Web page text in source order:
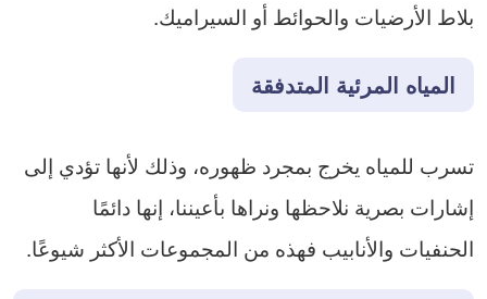
بلاط الأرضيات والحوائط أو السيراميك.
المياه المرئية المتدفقة
تسرب للمياه يخرج بمجرد ظهوره، وذلك لأنها تؤدي إلى
إشارات بصرية نلاحظها ونراها بأعيننا، إنها دائمًا
الحنفيات والأنابيب فهذه من المجموعات الأكثر شيوعًا.